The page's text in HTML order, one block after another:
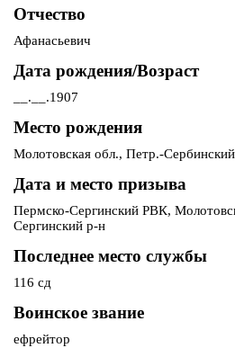
Отчество
Афанасьевич
Дата рождения/Возраст
__.__.1907
Место рождения
Молотовская обл., Петр.-
Дата и место призыва
Пермско-Сергинский РВК,
Сергинский р-н
Последнее место службы
116 сд
Воинское звание
ефрейтор